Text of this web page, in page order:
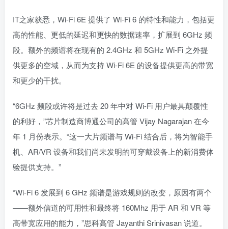
IT之家获悉，Wi-Fi 6E 提供了 Wi-Fi 6 的特性和能力，包括更
高的性能、更低的延迟和更快的数据速率，扩展到 6GHz 频
段。额外的频谱将在现有的 2.4GHz 和 5GHz Wi-Fi 之外提
供更多的空域，从而为支持 Wi-Fi 6E 的设备提供更高的带宽
和更少的干扰。
“6GHz 频段或许将是过去 20 年中对 Wi-Fi 用户最具颠覆性
的利好，”芯片制造商博通公司的高管 Vijay Nagarajan 在今
年 1 月份表示。“这一大片频谱与 Wi-Fi 结合后，将为智能手
机、AR/VR 设备和我们尚未发明的可穿戴设备上的新消费体
验提供支持。”
“Wi-Fi 6 发展到 6 GHz 频谱是游戏规则的改变，原因有两个
——额外信道的可用性和最终将 160Mhz 用于 AR 和 VR 等
高带宽应用的能力，”思科高管 Jayanthi Srinivasan 说道。